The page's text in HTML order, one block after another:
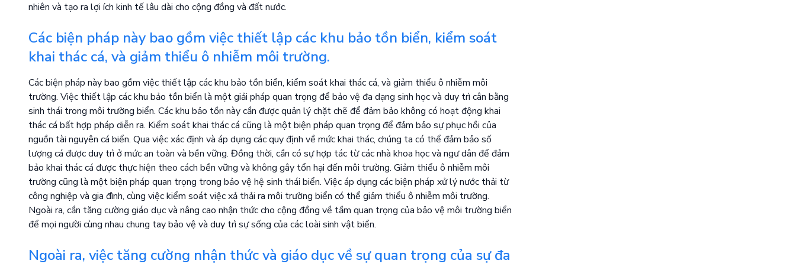
nhiên và tạo ra lợi ích kinh tế lâu dài cho cộng đồng và đất nước.
Các biện pháp này bao gồm việc thiết lập các khu bảo tồn biển, kiểm soát
khai thác cá, và giảm thiểu ô nhiễm môi trường.
Các biện pháp này bao gồm việc thiết lập các khu bảo tồn biển, kiểm soát khai thác cá, và giảm thiểu ô nhiễm môi
trường. Việc thiết lập các khu bảo tồn biển là một giải pháp quan trọng để bảo vệ đa dạng sinh học và duy trì cân bằng
sinh thái trong môi trường biển. Các khu bảo tồn này cần được quản lý chặt chẽ để đảm bảo không có hoạt động khai
thác cá bất hợp pháp diễn ra. Kiểm soát khai thác cá cũng là một biện pháp quan trọng để đảm bảo sự phục hồi của
nguồn tài nguyên cá biển. Qua việc xác định và áp dụng các quy định về mức khai thác, chúng ta có thể đảm bảo số
lượng cá được duy trì ở mức an toàn và bền vững. Đồng thời, cần có sự hợp tác từ các nhà khoa học và ngư dân để đảm
bảo khai thác cá được thực hiện theo cách bền vững và không gây tổn hại đến môi trường. Giảm thiểu ô nhiễm môi
trường cũng là một biện pháp quan trọng trong bảo vệ hệ sinh thái biển. Việc áp dụng các biện pháp xử lý nước thải từ
công nghiệp và gia đình, cùng việc kiểm soát việc xả thải ra môi trường biển có thể giảm thiểu ô nhiễm môi trường.
Ngoài ra, cần tăng cường giáo dục và nâng cao nhận thức cho cộng đồng về tầm quan trọng của bảo vệ môi trường biển
để mọi người cùng nhau chung tay bảo vệ và duy trì sự sống của các loài sinh vật biển.
Ngoài ra, việc tăng cường nhận thức và giáo dục về sự quan trọng của sự đa